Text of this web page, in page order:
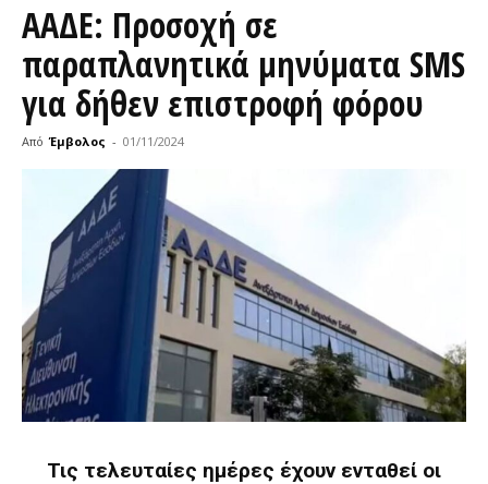
ΑΑΔΕ: Προσοχή σε
παραπλανητικά μηνύματα SMS
για δήθεν επιστροφή φόρου
Από Έμβολος - 01/11/2024
Τις τελευταίες ημέρες έχουν ενταθεί οι